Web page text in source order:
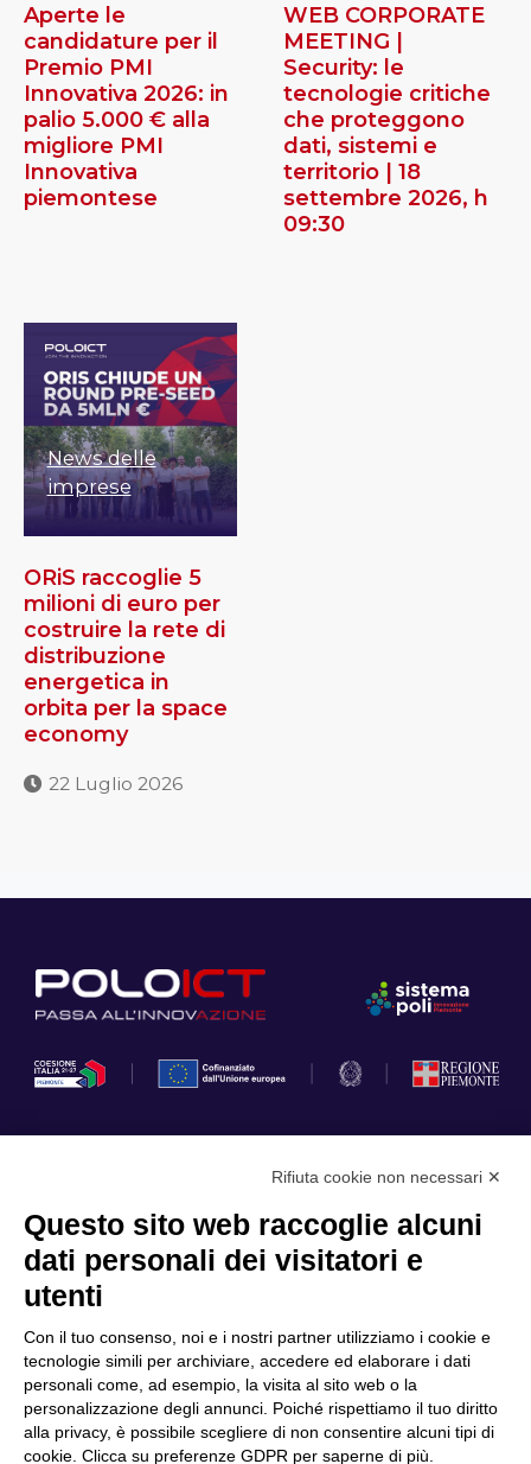
Aperte le
candidature per il
Premio PMI
Innovativa 2026: in
palio 5.000 € alla
migliore PMI
Innovativa
piemontese
WEB CORPORATE
MEETING |
Security: le
tecnologie critiche
che proteggono
dati, sistemi e
territorio | 18
settembre 2026, h
09:30
News delle
imprese
ORiS raccoglie 5
milioni di euro per
costruire la rete di
distribuzione
energetica in
orbita per la space
economy
22 Luglio 2026
Cookie Policy
Scopri il Polo
Partner
Finanziamenti e bandi
Internazionalizzazione
News & Eventi
Privacy
Rifiuta cookie non necessari ✕
Questo sito web raccoglie alcuni
dati personali dei visitatori e
utenti
Con il tuo consenso, noi e i nostri partner utilizziamo i cookie e
tecnologie simili per archiviare, accedere ed elaborare i dati
personali come, ad esempio, la visita al sito web o la
personalizzazione degli annunci. Poiché rispettiamo il tuo diritto
alla privacy, è possibile scegliere di non consentire alcuni tipi di
cookie. Clicca su preferenze GDPR per saperne di più.